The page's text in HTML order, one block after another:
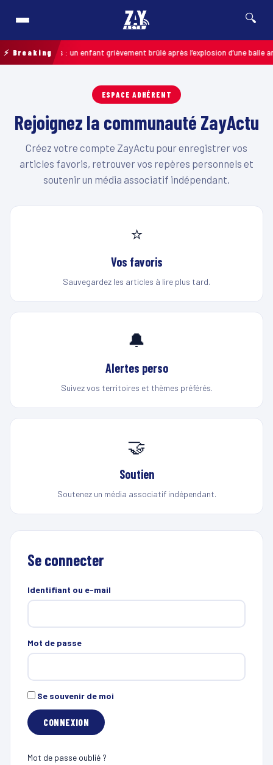
🔍
⚡ Breaking
Pas-de-Calais : un enfant grièvement brûlé après l’explosion d’une balle
ESPACE ADHÉRENT
Rejoignez la communauté ZayActu
Créez votre compte ZayActu pour enregistrer vos
articles favoris, retrouver vos repères personnels et
soutenir un média associatif indépendant.
⭐
Vos favoris
Sauvegardez les articles à lire plus tard.
🔔
Alertes perso
Suivez vos territoires et thèmes préférés.
🤝
Soutien
Soutenez un média associatif indépendant.
Se connecter
Identifiant ou e-mail
Mot de passe
Se souvenir de moi
Mot de passe oublié ?